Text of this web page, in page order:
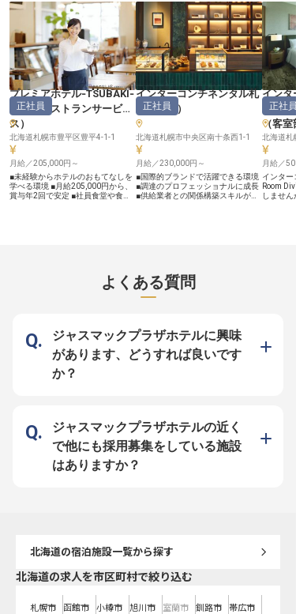
ます。 訪れる方々にとって忘れら
れない思い出となるよう、温かいお
もてなしの心で接してください。
自然の中で働く喜びを感じながら、
お客様との素敵な出会いを大切にで
きる環境です。 ーー【安心して長
く働ける環境とキャリア】 安定し
た月給に加え、年2回の賞与で日々
の頑張りをしっかり評価いたしま
す。 また、倶知安町内にはアパー
ト寮が完備されており、Wi-Fiも利
用可能ですので、遠方からのご応募
も安心です。 年間休日112日とプラ
イベートの時間も大切にでき、心身
ともに充実した毎日を送ることがで
きます。 スキー場運営という専門
性の高い業務を通じて、着実にスキ
ルアップし、お客様に喜ばれるプロ
フェッショナルとして長くご活躍い
ただける環境がここにあります。
通じて、忘れられない感動と笑顔を
創造するやりがいを感じていただけ
ます。 経験豊富な仲間と共に、最
高のサービスを追求しませんか。
ーー【働きやすさとキャリアアップ
を支える環境】 月給250,000円から
の安定した給与に加え、年2回の賞
与で日々の頑張りをしっかり評価し
育児休業の取得実績もあり、ライフ
ステージの変化にも柔軟に対応でき
る環境です。 社員食堂や食事手
当、社員割引制度など、日々の生活
をサポートする福利厚生も充実。
あなたの調理師としてのキャリアを
長く、安心して築いていけるよう、
会社全体で応援いたします。
※2026年03月26日時点の情報です
情報です
プレミアホテル‐TSUBAKI‐
札幌（レストランサービ
ス ）
正社員
北海道札幌市豊平区豊平4-1-1
月給／205,000円～
■未経験からホテルのおもてなしを
学べる環境 ■月給205,000円から、
賞与年2回で安定 ■社員食堂や食事
ダーテイクから料理・ドリンク提供
まで、お客様との温かい交流を大切
す。 お客様の「ありがとう」が直
接聞ける、やりがいのある環境で
充実のサポート体制】 当ホテルで
長く活躍できるよう、充実した福利
や食事手当、社会保険完備はもちろ
ん、産前産後・育児休業の取得実績
もあり、ライフステージの変化にも
柔軟に対応します。 未経験からキ
ャリアを築きたい方も、ぜひご応募
ください。 ※2026年03月26日時点
インターコンチネンタル札
幌（購買 ）
正社員
北海道札幌市中央区南十条西1-1
月給／230,000円～
■国際的ブランドで活躍できる環境
■調達のプロフェッショナルに成長
■供給業者との関係構築スキルが磨
適切なコストで調達する、縁の下の
力持ちとしての重要なお仕事です。
供給業者との交渉や関係構築を通じ
きます。お客様の笑顔の裏側で、ホ
テルの価値を支える大切なポジショ
ンです。 ーー【グローバルホテル
でのキャリアステップ】 世界的に
営の核心部分に関わることで、マネ
ジメントスキルも自然と身につきま
す。温かな社風の中で、チームの一
員として成長できる職場環境をご用
意しています。あなたの調達センス
インタ
幌（マ
（客室
正社員
北海道札
月給／
インター
Room
しませ
よくある質問
ジャスマックプラザホテルに興味
があります、どうすれば良いです
か？
ジャスマックプラザホテルの近く
で他にも採用募集をしている施設
はありますか？
北海道の宿泊施設一覧から探す
北海道の求人を市区町村で絞り込む
札幌市 函館市 小樽市 旭川市 室蘭市 釧路市 帯広市